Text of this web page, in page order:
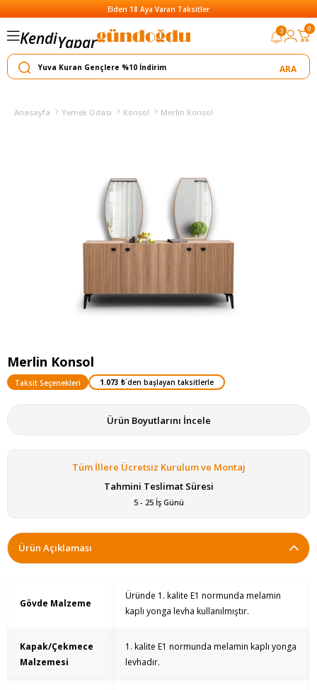
Elden 18 Aya Varan Taksitler
KendiYapar
Satar
3 0
Anasayfa Yemek Odası Konsol Merlin Konsol
Merlin Konsol
Taksit Seçenekleri 1.073 ₺`den başlayan taksitlerle
Ürün Boyutlarını İncele
Tüm İllere Ücretsiz Kurulum ve Montaj
Tahmini Teslimat Süresi
5 - 25 İş Günü
Ürün Açıklaması
Gövde Malzeme
Üründe 1. kalite E1 normunda melamin
kaplı yonga levha kullanılmıştır.
Kapak/Çekmece
Malzemesi
1. kalite E1 normunda melamin kaplı yonga
levhadır.